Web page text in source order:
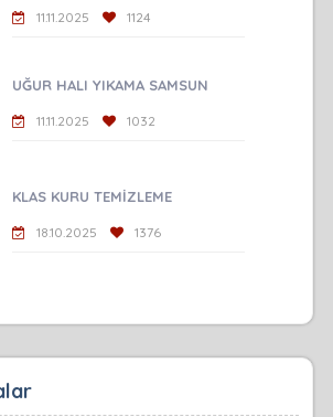
11.11.2025 1124
UĞUR HALI YIKAMA SAMSUN
11.11.2025 1032
KLAS KURU TEMİZLEME
18.10.2025 1376